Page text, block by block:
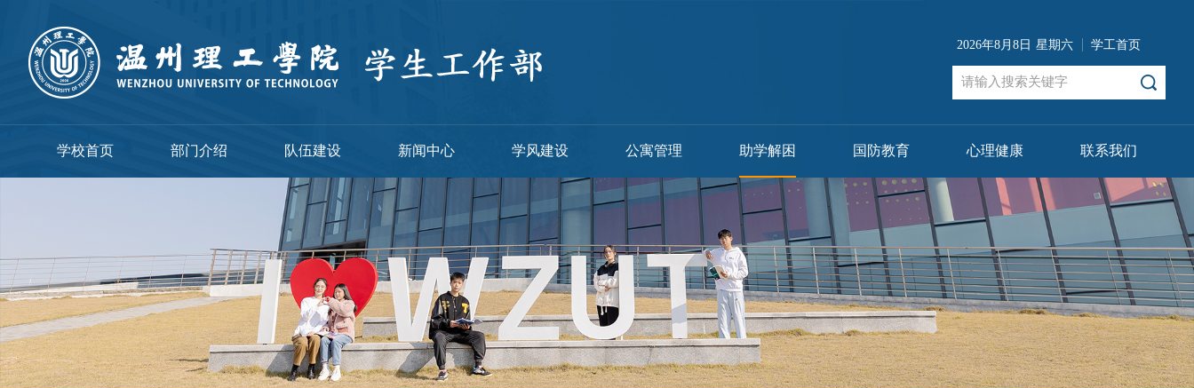
2026年8月8日 星期六 学工首页
学校首页 部门介绍 队伍建设 新闻中心 学风建设 公寓管理 助学解困 国防教育 心理健康 联系我们